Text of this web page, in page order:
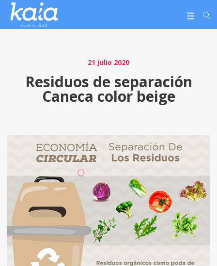
21 julio 2020
Residuos de separación
Caneca color beige